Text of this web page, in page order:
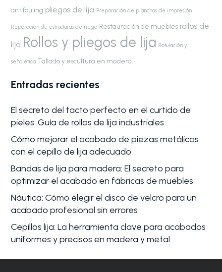
antifouling pliegos de lija Preparación de planchas de impresión
Reparación de estructuras de riego Restauración de muebles rollos de
lija Rollos y pliegos de lija Rotulación y
señalética Tallado y escultura en madera
Entradas recientes
El secreto del tacto perfecto en el curtido de
pieles: Guía de rollos de lija industriales
Cómo mejorar el acabado de piezas metálicas
con el cepillo de lija adecuado
Bandas de lija para madera: El secreto para
optimizar el acabado en fábricas de muebles
Náutica: Cómo elegir el disco de velcro para un
acabado profesional sin errores
Cepillos lija: La herramienta clave para acabados
uniformes y precisos en madera y metal